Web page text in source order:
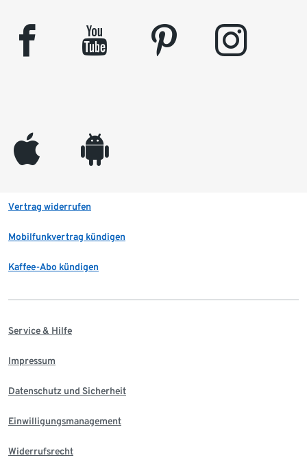
facebook youtube pinterest instagram
appleinc android
Vertrag widerrufen
Mobilfunkvertrag kündigen
Kaffee-Abo kündigen
Service & Hilfe
Impressum
Datenschutz und Sicherheit
Einwilligungsmanagement
Widerrufsrecht